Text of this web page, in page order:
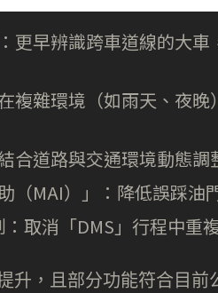
更早辨識跨車道線的大車
複雜環境（如雨天、夜
合道路與交通環境動態調
（MAI）」：降低誤踩油
取消「DMS」行程中重
升，且部分功能符合目